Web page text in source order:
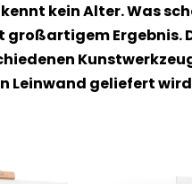
kennt kein Alter. Was
großartigem Ergebnis.
Leinwand geliefert